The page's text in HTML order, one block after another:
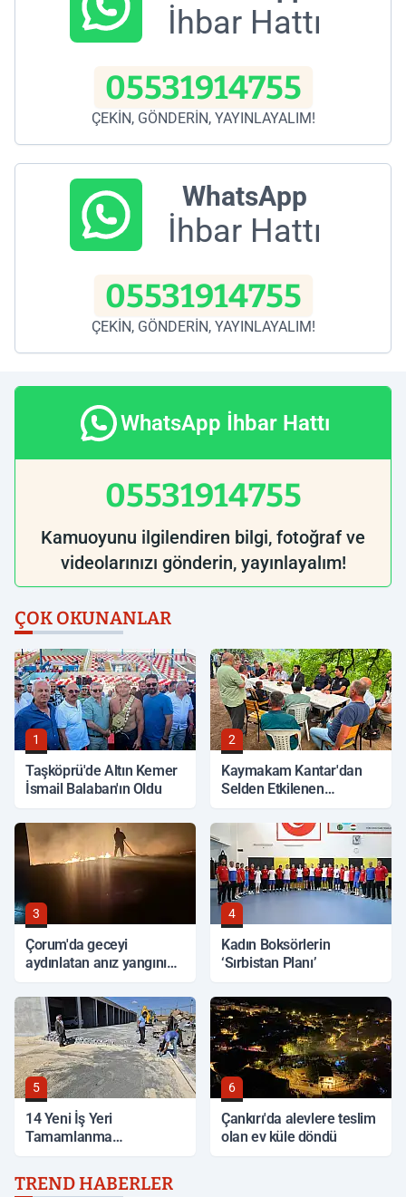
İhbar Hattı
05531914755
ÇEKİN, GÖNDERİN, YAYINLAYALIM!
WhatsApp
İhbar Hattı
05531914755
ÇEKİN, GÖNDERİN, YAYINLAYALIM!
WhatsApp İhbar Hattı
05531914755
Kamuoyunu ilgilendiren bilgi, fotoğraf ve
videolarınızı gönderin, yayınlayalım!
ÇOK OKUNANLAR
1
Taşköprü'de Altın Kemer
İsmail Balaban'ın Oldu
2
Kaymakam Kantar'dan
Selden Etkilenen
3
Çorum'da geceyi
aydınlatan anız yangını
4
Kadın Boksörlerin
‘Sırbistan Planı’
5
14 Yeni İş Yeri
Tamamlanma
6
Çankırı'da alevlere teslim
olan ev küle döndü
TREND HABERLER